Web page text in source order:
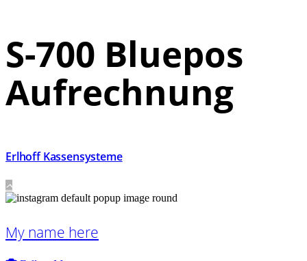
S-700 Bluepos
Aufrechnung
Erlhoff Kassensysteme
My name here